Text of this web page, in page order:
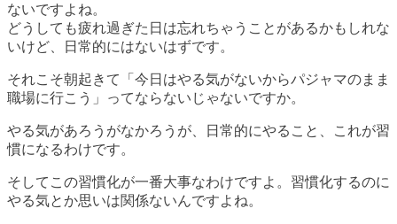
ないですよね。
どうしても疲れ過ぎた日は忘れちゃうことがあるかもしれな
いけど、日常的にはないはずです。
それこそ朝起きて「今日はやる気がないからパジャマのまま
職場に行こう」ってならないじゃないですか。
やる気があろうがなかろうが、日常的にやること、これが習
慣になるわけです。
そしてこの習慣化が一番大事なわけですよ。習慣化するのに
やる気とか思いは関係ないんですよね。